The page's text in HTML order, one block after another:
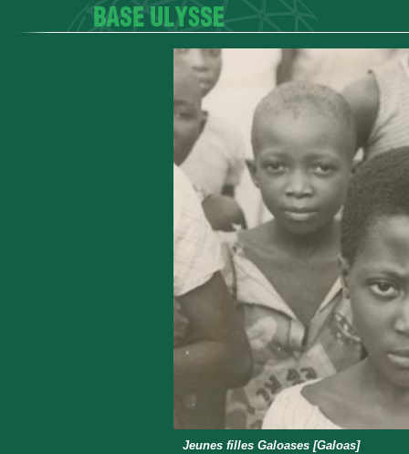
Jeunes filles Galoases [Galoas]